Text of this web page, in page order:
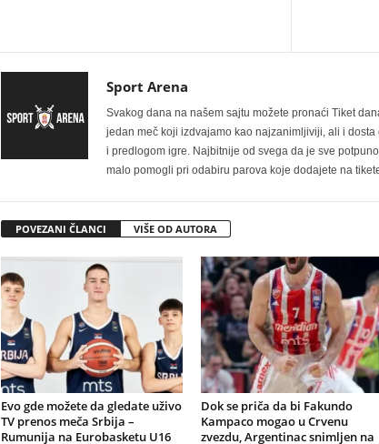
Sport Arena
Svakog dana na našem sajtu možete pronaći Tiket
jedan meč koji izdvajamo kao najzanimljiviji, ali i
i predlogom igre. Najbitnije od svega da je sve
malo pomogli pri odabiru parova koje dodajete na
POVEZANI ČLANCI VIŠE OD AUTORA
Evo gde možete da gledate uživo
TV prenos meča Srbija –
Rumunija na Eurobasketu U16
Dok se priča da bi Fakundo
Kampaco mogao u Crvenu
zvezdu, Argentinac snimljen na